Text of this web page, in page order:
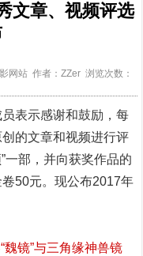
文章、视频评选
网站 作者：ZZer 浏览次数：
表示感谢和鼓励，每
的文章和视频进行评
一部，并向获奖作品的
50元。现公布2017年
镜”与三角缘神兽镜